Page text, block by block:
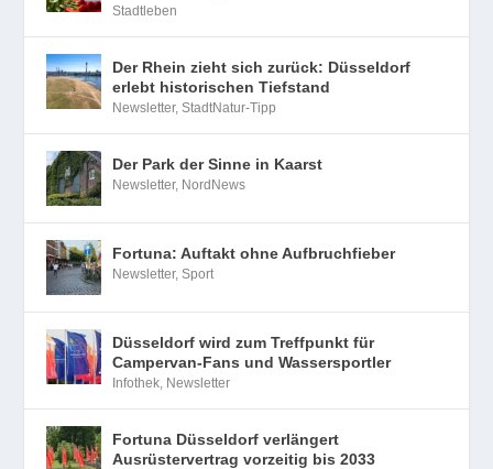
Stadtleben
Der Rhein zieht sich zurück: Düsseldorf
erlebt historischen Tiefstand
Newsletter,StadtNatur-Tipp
Der Park der Sinne in Kaarst
Newsletter, NordNews
Fortuna: Auftakt ohne Aufbruchfieber
Newsletter,Sport
Düsseldorf wird zum Treffpunkt für
Campervan-Fans und Wassersportler
Infothek Newsletter
Fortuna Düsseldorf verlängert
Ausrüstervertrag vorzeitig bis 2033